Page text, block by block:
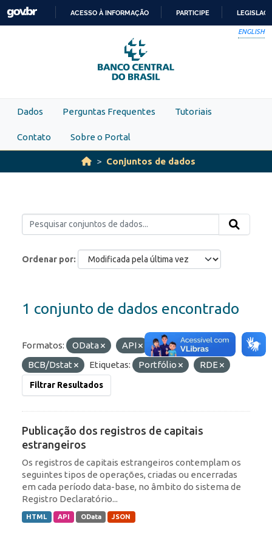
Skip to main content
PARA
O
CONTEÚDO
ACESSO À INFORMAÇÃO PARTICIPE
ENGLISH
Dados Perguntas Frequentes Tutoriais
Contato Sobre o Portal
Conjuntos de dados
Ordenar por
1 conjunto de dados encontrado
Formatos: OData API
Organizações:
BCB/Dstat
Etiquetas: Portfólio RDE
Filtrar Resultados
Publicação dos registros de capitais
estrangeiros
Os registros de capitais estrangeiros contemplam os
seguintes tipos de operações, criadas ou encerradas
em cada período data-base, no âmbito do sistema de
Registro Declaratório...
HTML API OData JSON